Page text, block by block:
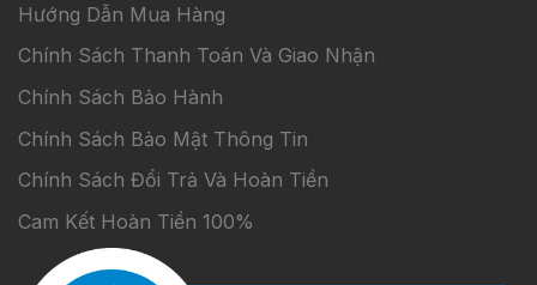
Hướng Dẫn Mua Hàng
Chính Sách Thanh Toán Và Giao Nhận
Chính Sách Bảo Hành
Chính Sách Bảo Mật Thông Tin
Chính Sách Đổi Trả Và Hoàn Tiền
Cam Kết Hoàn Tiền 100%